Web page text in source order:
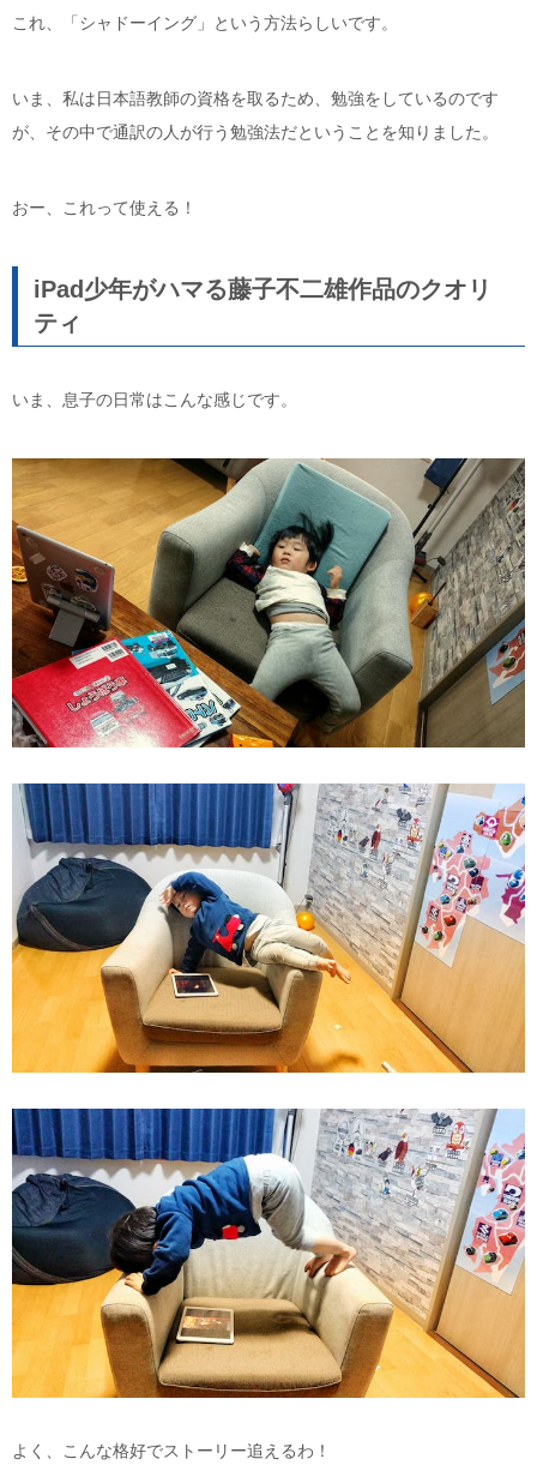
これ、「シャドーイング」という方法らしいです。
いま、私は日本語教師の資格を取るため、勉強をしているのです
が、その中で通訳の人が行う勉強法だということを知りました。
おー、これって使える！
iPad少年がハマる藤子不二雄作品のクオリ
ティ
いま、息子の日常はこんな感じです。
よく、こんな格好でストーリー追えるわ！